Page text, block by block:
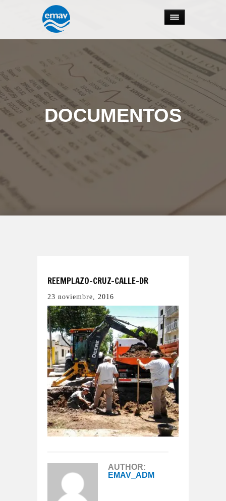
DOCUMENTOS
REEMPLAZO-CRUZ-CALLE-DR
23 noviembre, 2016
AUTHOR:
EMAV_ADM